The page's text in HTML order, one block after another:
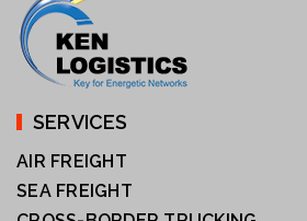
SERVICES
AIR FREIGHT
SEA FREIGHT